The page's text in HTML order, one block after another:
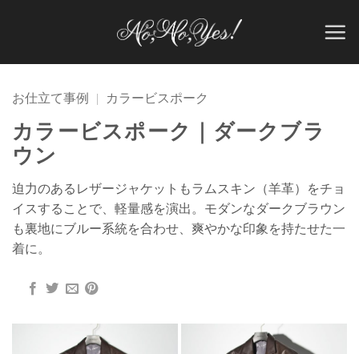
お仕立て事例 | カラービスポーク
カラービスポーク｜ダークブラ
ウン
迫力のあるレザージャケットもラムスキン（羊革）をチョ
イスすることで、軽量感を演出。モダンなダークブラウン
も裏地にブルー系統を合わせ、爽やかな印象を持たせた一
着に。